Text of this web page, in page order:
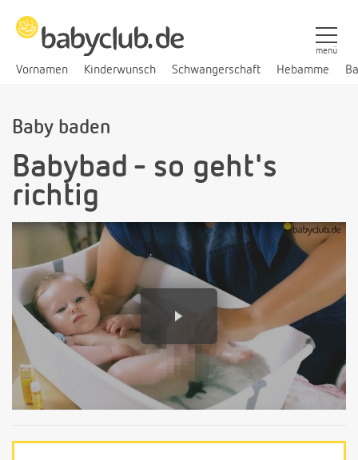
Vornamen Kinderwunsch Schwangerschaft Hebamme
menü
Baby baden
Babybad - so geht's
richtig